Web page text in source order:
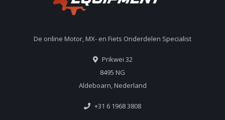
De online Motor, MX- en Fiets Onderdelen Specialist
Prikwei 32
8495 NG
Aldeboarn, Nederland
+31 6 1968 3808